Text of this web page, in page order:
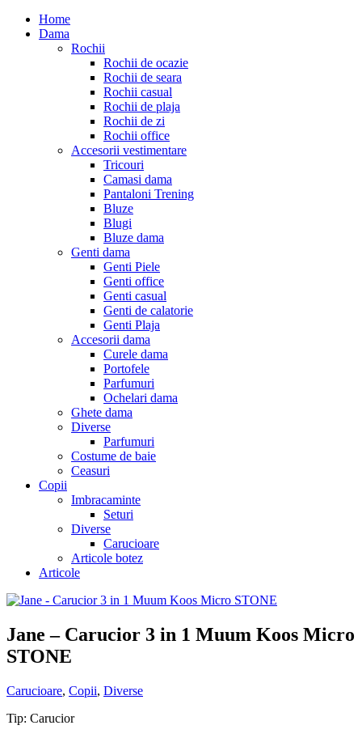
Home
Dama
Rochii
Rochii de ocazie
Rochii de seara
Rochii casual
Rochii de plaja
Rochii de zi
Rochii office
Accesorii vestimentare
Tricouri
Camasi dama
Pantaloni Trening
Bluze
Blugi
Bluze dama
Genti dama
Genti Piele
Genti office
Genti casual
Genti de calatorie
Genti Plaja
Accesorii dama
Curele dama
Portofele
Parfumuri
Ochelari dama
Ghete dama
Diverse
Parfumuri
Costume de baie
Ceasuri
Copii
Imbracaminte
Seturi
Diverse
Carucioare
Articole botez
Articole
Jane – Carucior 3 in 1 Muum Koos Micro
STONE
Carucioare, Copii, Diverse
Tip: Carucior